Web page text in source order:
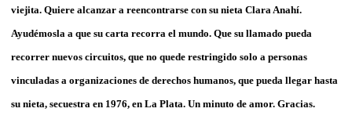
viejita. Quiere alcanzar a reencontrarse con su nieta Clara Anahí.
Ayudémosla a que su carta recorra el mundo. Que su llamado pueda
recorrer nuevos circuitos, que no quede restringido solo a personas
vinculadas a organizaciones de derechos humanos, que pueda llegar hasta
su nieta, secuestra en 1976, en La Plata. Un minuto de amor. Gracias.